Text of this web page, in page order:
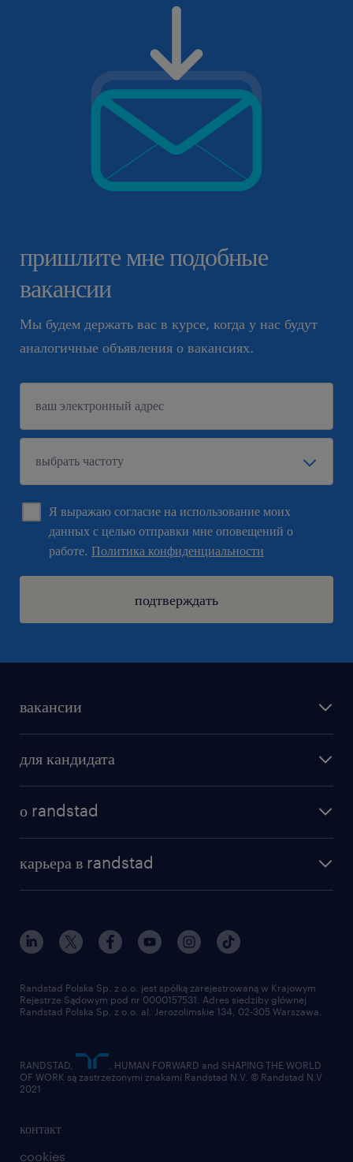
пришлите мне подобные
вакансии
Мы будем держать вас в курсе, когда у нас будут
аналогичные объявления о вакансиях.
Я выражаю согласие на использование моих
данных с целью отправки мне оповещений о
работе. Политика конфиденциальности
подтверждать
вакансии
бонусы для работников
для кандидата
о randstad
институт исследований randstad
для медиа
для поставщиков
карьера в randstad
наш мир
работа в randstad
отправить резюме
контакт
cookies
Randstad Polska Sp. z o.o. jest spółką zarejestrowaną w Krajowym
Rejestrze Sądowym pod nr 0000157531. Adres siedziby głównej
Randstad Polska Sp. z o.o. al. Jerozolimskie 134, 02-305 Warszawa.
RANDSTAD,
, HUMAN FORWARD and SHAPING THE WORLD
OF WORK są zastrzeżonymi znakami Randstad N.V. © Randstad N.V
2021